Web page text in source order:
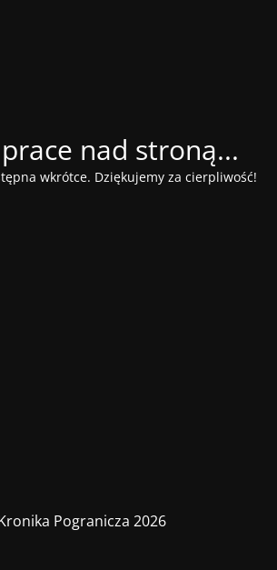
nad stroną...
wkrótce. Dziękujemy za cierpliwość!
Pogranicza 2026